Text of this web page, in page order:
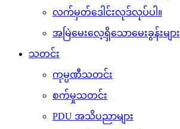
လက်မှတ်ဒေါင်းလုဒ်လုပ်ပါ။
အမြဲမေးလေ့ရှိသောမေးခွန်းများ
သတင်း
ကုမ္ပဏီသတင်း
စက်မှုသတင်း
PDU အသိပညာများ